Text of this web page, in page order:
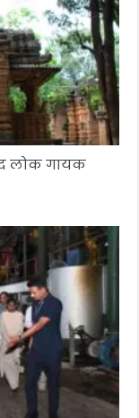
लोक गायक